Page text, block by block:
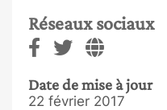
Réseaux sociaux
Date de mise à jour
22 février 2017